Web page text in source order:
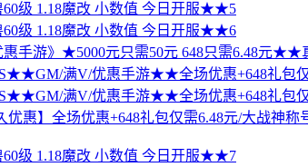
级 1.18魔改 小数值 今日开服★★5
级 1.18魔改 小数值 今日开服★★6
惠手游》★5000元只需50元 648只需6.48元
满V/优惠手游★★全场优惠+648礼包仅
满V/优惠手游★★全场优惠+648礼包仅
优惠】全场优惠+648礼包仅需6.48元/大战神称
级 1.18魔改 小数值 今日开服★★7